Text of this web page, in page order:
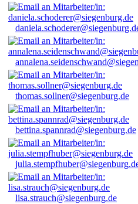
thomas.sollner@siegenburg.de
bettina.spannrad@siegenburg.de
lisa.strauch@siegenburg.de